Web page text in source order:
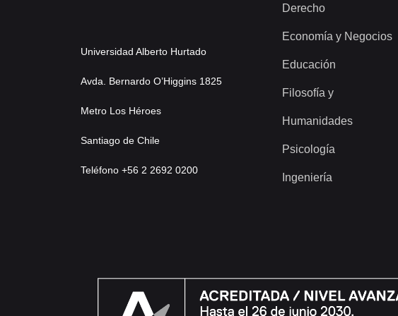
Universidad Alberto Hurtado
Avda. Bernardo O’Higgins 1825
Metro Los Héroes
Santiago de Chile
Teléfono +56 2 2692 0200
Derecho
Economía y Negocios
Educación
Filosofía y
Humanidades
Psicología
Ingeniería